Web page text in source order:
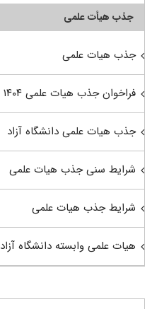
جذب هیأت علمی
جذب هیات علمی
فراخوان جذب هیات علمی ۱۴۰۴
جذب هیات علمی دانشگاه آزاد
شرایط سنی جذب هیات علمی
شرایط جذب هیات علمی
هیات علمی وابسته دانشگاه آزاد